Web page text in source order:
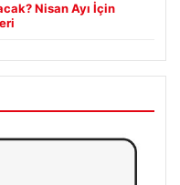
Nisan Ayı İçin